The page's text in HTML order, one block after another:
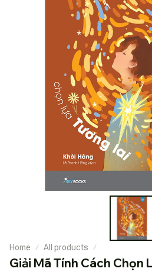
Home All products
Giải Mã Tính Cách Chọn